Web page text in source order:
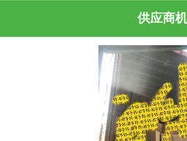
供应商机